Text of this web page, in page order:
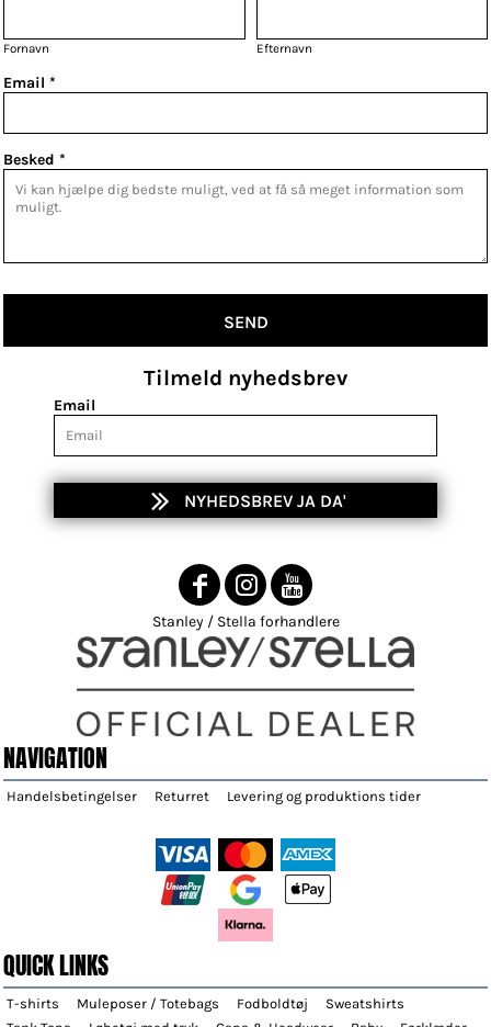
Fornavn Efternavn
Email *
Besked *
SEND
Tilmeld nyhedsbrev
Email
NYHEDSBREV JA DA'
Stanley / Stella forhandlere
NAVIGATION
Handelsbetingelser Returret Levering og produktions tider
QUICK LINKS
T-shirts Muleposer / Totebags Fodboldtøj
Sweatshirts